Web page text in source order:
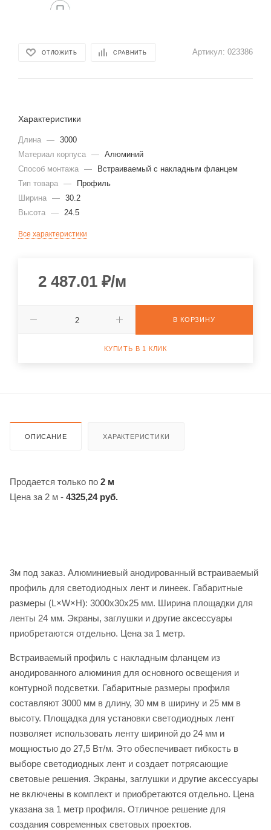
ОТЛОЖИТЬ СРАВНИТЬ Артикул: 023386
Характеристики
Длина — 3000
Материал корпуса — Алюминий
Способ монтажа —
Встраиваемый с накладным фланцем
Тип товара —
Профиль
Ширина — 30.2
Высота — 24.5
Все характеристики
2 487.01 ₽/м
В КОРЗИНУ
КУПИТЬ В 1 КЛИК
ОПИСАНИЕ ХАРАКТЕРИСТИКИ
Продается только по 2 м
Цена за 2 м - 4325,24 руб.
3м под заказ. Алюминиевый анодированный встраиваемый
профиль для светодиодных лент и линеек. Габаритные
размеры (L×W×H): 3000x30x25 мм. Ширина площадки для
ленты 24 мм. Экраны, заглушки и другие аксессуары
приобретаются отдельно. Цена за 1 метр.
Встраиваемый профиль с накладным фланцем из
анодированного алюминия для основного освещения и
контурной подсветки. Габаритные размеры профиля
составляют 3000 мм в длину, 30 мм в ширину и 25 мм в
высоту. Площадка для установки светодиодных лент
позволяет использовать ленту шириной до 24 мм и
мощностью до 27,5 Вт/м. Это обеспечивает гибкость в
выборе светодиодных лент и создает потрясающие
световые решения. Экраны, заглушки и другие аксессуары
не включены в комплект и приобретаются отдельно. Цена
указана за 1 метр профиля. Отличное решение для
создания современных световых проектов.